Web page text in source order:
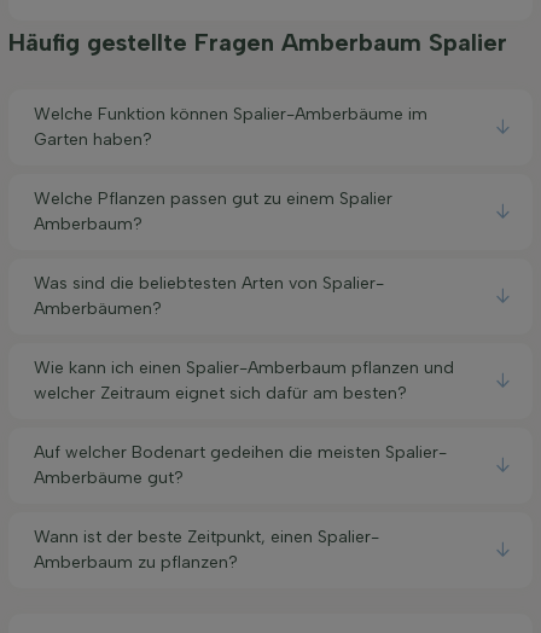
Häufig gestellte Fragen Amberbaum Spalier
Welche Funktion können Spalier-Amberbäume im
Garten haben?
Welche Pflanzen passen gut zu einem Spalier
Amberbaum?
Was sind die beliebtesten Arten von Spalier-
Amberbäumen?
Wie kann ich einen Spalier-Amberbaum pflanzen und
welcher Zeitraum eignet sich dafür am besten?
Auf welcher Bodenart gedeihen die meisten Spalier-
Amberbäume gut?
Wann ist der beste Zeitpunkt, einen Spalier-
Amberbaum zu pflanzen?